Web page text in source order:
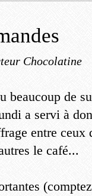
Chocolatine
beaucoup de
a servi à
entre ceux
le café...